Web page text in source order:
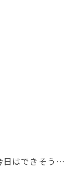
はできそう